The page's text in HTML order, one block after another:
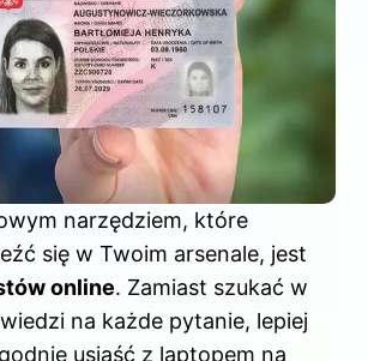
narzędziem, które
się w Twoim arsenale, jest
online. Zamiast szukać w
na każde pytanie, lepiej
usiąść z laptopem na